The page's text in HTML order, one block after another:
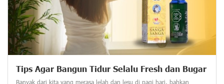
Tips Agar Bangun Tidur Selalu Fresh dan Bugar
Banyak dari kita yang merasa lelah dan lesu di pagi hari, bahkan